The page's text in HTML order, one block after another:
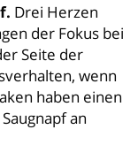
Drei Herzen
der Fokus bei
Seite der
wenn
haben einen
an